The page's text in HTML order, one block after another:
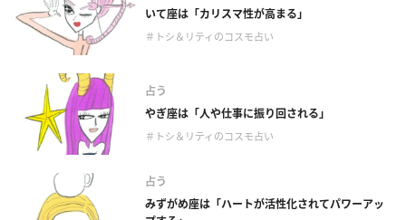
いて座は「カリスマ性が高まる」
＃トシ＆リティのコスモ占い
占う
やぎ座は「人や仕事に振り回される」
＃トシ＆リティのコスモ占い
占う
みずがめ座は「ハートが活性化されてパワーアッ